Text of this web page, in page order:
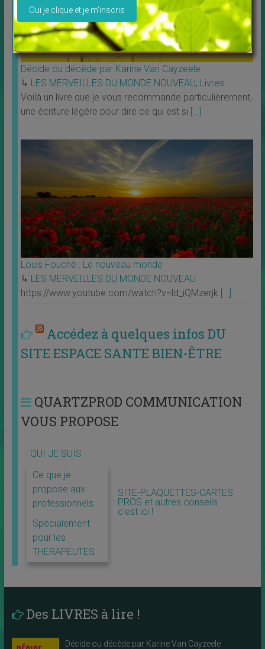
Décide ou décède par Karine Van Cayzeele
↳ LES MERVEILLES DU MONDE NOUVEAU, Livres
Voilà un livre que je vous recommande particulièrement,
une écriture légére pour dire ce qui est si […]
Louis Fouché : Le nouveau monde
↳ LES MERVEILLES DU MONDE NOUVEAU
https://www.youtube.com/watch?v=ld_iQMzerjk […]
Accédez à quelques infos DU
SITE ESPACE SANTE BIEN-ÊTRE
QUARTZPROD COMMUNICATION
VOUS PROPOSE
QUI JE SUIS
Ce que je
propose aux
professionnels
Spécialement
pour les
THERAPEUTES
SITE-PLAQUETTES-CARTES
PROS et autres conseils :
c’est ici !
Des LIVRES à lire !
Décide ou décède par Karine Van Cayzeele